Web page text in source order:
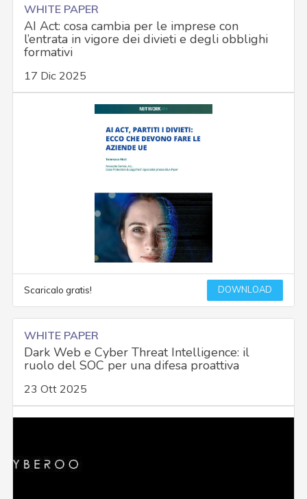
WHITE PAPER
AI Act: cosa cambia per le imprese con
l’entrata in vigore dei divieti e degli obblighi
formativi
17 Dic 2025
Scaricalo gratis! DOWNLOAD
WHITE PAPER
Dark Web e Cyber Threat Intelligence: il
ruolo del SOC per una difesa proattiva
23 Ott 2025